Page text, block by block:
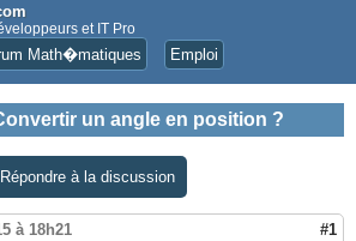
et IT Pro
Math�matiques Emploi
un angle en position ?
Répondre à la discussion
à 18h21 #1